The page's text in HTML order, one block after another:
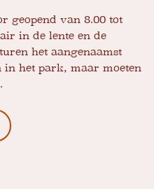
geopend van 8.00 tot
in de lente en de
het aangenaamst
​​in het park, maar moeten